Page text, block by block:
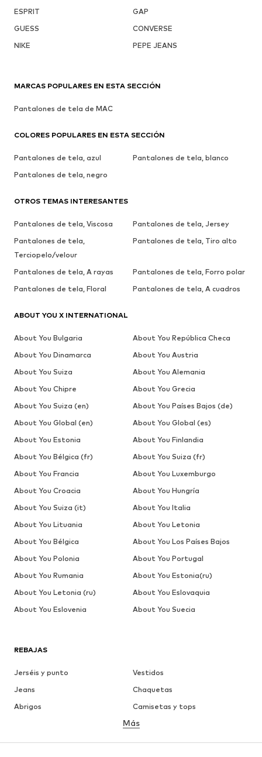
ESPRIT
GAP
GUESS
CONVERSE
NIKE
PEPE JEANS
REBAJAS
Jerséis y punto
Vestidos
Jeans
Chaquetas
Abrigos
Camisetas y tops
Ropa interior
Faldas
Blusas y camisas
Más
MARCAS POPULARES EN ESTA SECCIÓN
Pantalones de tela de MAC
COLORES POPULARES EN ESTA SECCIÓN
Pantalones de tela, azul
Pantalones de tela, blanco
Pantalones de tela, negro
OTROS TEMAS INTERESANTES
Pantalones de tela, Viscosa
Pantalones de tela, Jersey
Pantalones de tela,
Terciopelo/velour
Pantalones de tela, Tiro alto
Pantalones de tela, A rayas
Pantalones de tela, Forro polar
Pantalones de tela, Floral
Pantalones de tela, A cuadros
ABOUT YOU X INTERNATIONAL
About You Bulgaria
About You República Checa
About You Dinamarca
About You Austria
About You Suiza
About You Alemania
About You Chipre
About You Grecia
About You Suiza (en)
About You Países Bajos (de)
About You Global (en)
About You Global (es)
About You Estonia
About You Finlandia
About You Bélgica (fr)
About You Suiza (fr)
About You Francia
About You Luxemburgo
About You Croacia
About You Hungría
About You Suiza (it)
About You Italia
About You Lituania
About You Letonia
About You Bélgica
About You Los Países Bajos
About You Polonia
About You Portugal
About You Rumania
About You Estonia(ru)
About You Letonia (ru)
About You Eslovaquia
About You Eslovenia
About You Suecia